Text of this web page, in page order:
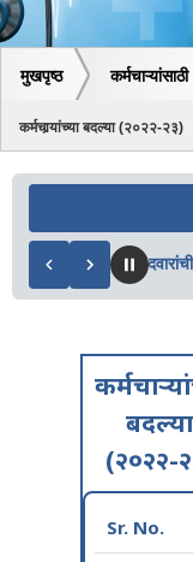
मुखपृष्ठ कर्मचाऱ्यांसाठी
कर्मचार्‍यांच्या बदल्या (२०२२-२३)
व अपात्र उमेदवारांची यादी
बदल्या
(२०२२-